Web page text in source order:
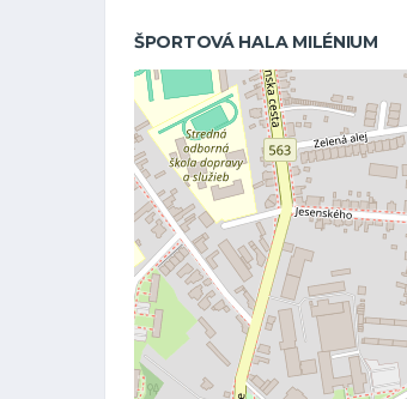
ŠPORTOVÁ HALA MILÉNIUM